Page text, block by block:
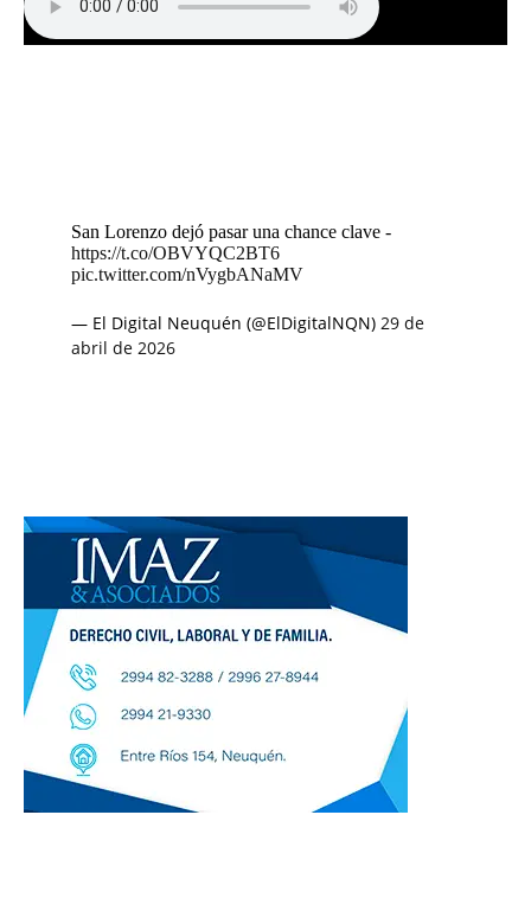
San Lorenzo dejó pasar una chance clave -
https://t.co/OBVYQC2BT6
pic.twitter.com/nVygbANaMV
— El Digital Neuquén (@ElDigitalNQN) 29 de
abril de 2026